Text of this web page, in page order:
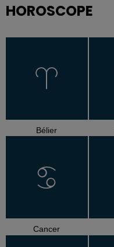
HOROSCOPE
Bélier
Cancer